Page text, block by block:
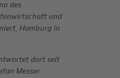
des
und
Hamburg in
dort seit
Messer